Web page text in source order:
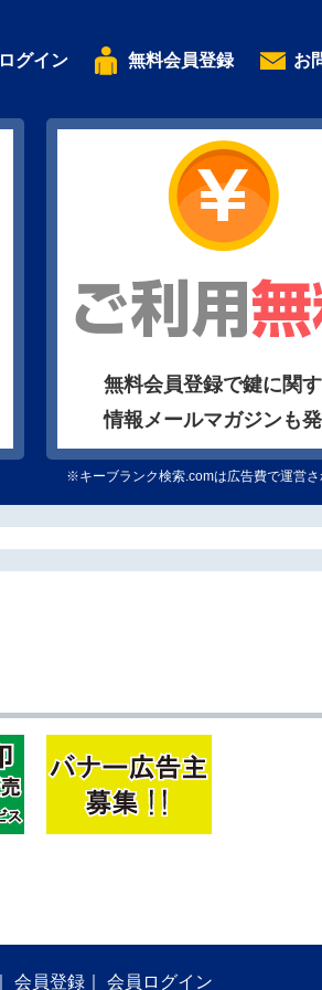
ログイン 無料会員登録 お
無料会員登録で鍵に関
情報メールマガジンも
※キーブランク検索.comは広告費で運営さ
会員登録 会員ログイン